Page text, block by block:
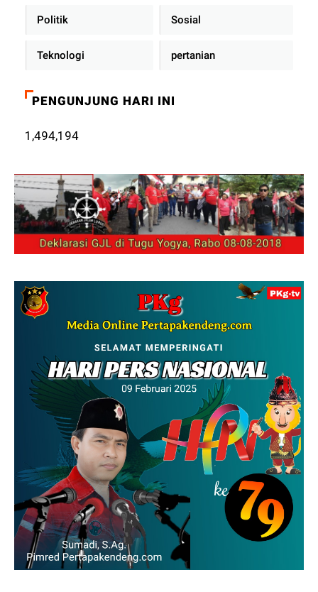
Politik Sosial
Teknologi pertanian
PENGUNJUNG HARI INI
1,494,194